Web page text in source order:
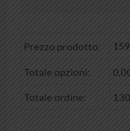
Prezzo prodotto:
Totale opzioni:
Totale ordine: